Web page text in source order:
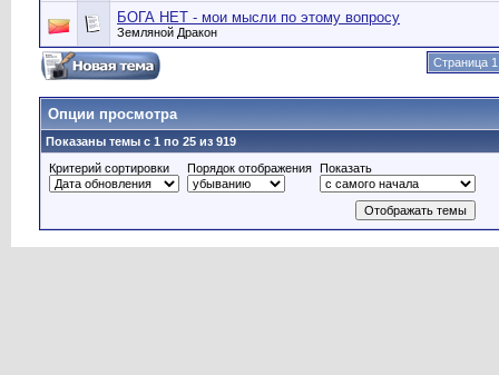
БОГА НЕТ - мои мысли по этому вопросу
Земляной Дракон
Страница
Опции просмотра
Показаны темы с 1 по 25 из 919
Критерий сортировки
Порядок отображения Показать